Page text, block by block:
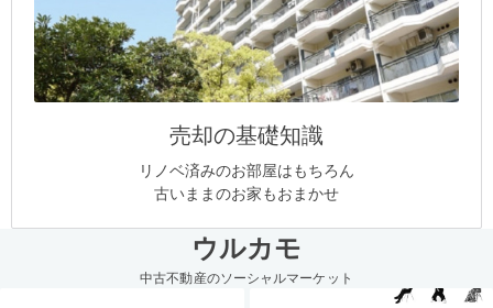
売却の基礎知識
リノベ済みのお部屋はもちろん
古いままのお家もおまかせ
ウルカモ
中古不動産のソーシャルマーケット